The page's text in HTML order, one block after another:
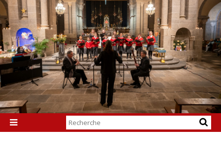

Chercher par
Recherche